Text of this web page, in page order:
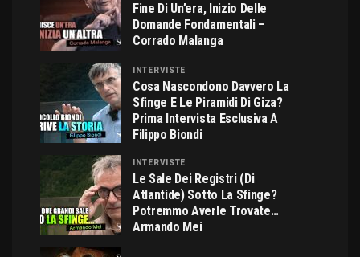
Fine Di Un’era, Inizio Delle
Domande Fondamentali –
Corrado Malanga
INTERVISTE
Cosa Nascondono Davvero La
Sfinge E Le Piramidi Di Giza?
Prima Intervista Esclusiva A
Filippo Biondi
INTERVISTE
Le Sale Dei Registri (di
Atlantide) Sotto La Sfinge?
Potremmo Averle Trovate…
Armando Mei